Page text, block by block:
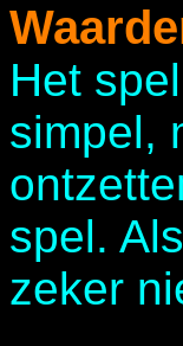
Het
simpel,
spel.
zeker